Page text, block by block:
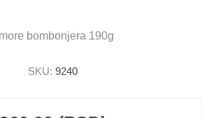
bombonjera 190g
SKU: 9240